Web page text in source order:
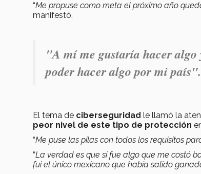
“Me propuse como meta el próximo año
manifestó.
"A mí me gustaría hacer algo
poder hacer algo por mi país".
El tema de ciberseguridad le llamó la
peor nivel de este tipo de protección
“Me puse las pilas con todos los requisitos
“La verdad es que sí fue algo que me costó
fui el único mexicano que había salido